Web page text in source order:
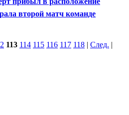
второй матч команде
113 114 115 116 117 118 | След. |